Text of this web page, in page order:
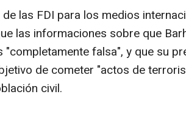
las FDI para los medios
las informaciones sobre que
falsa", y que su
de cometer "actos de
civil.